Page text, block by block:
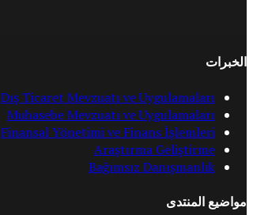
الخبرات
Dış Ticaret Mevzuatı ve Uygulamaları
Muhasebe Mevzuatı ve Uygulamaları
Finansal Yönetimi ve Finans İşlemleri
Araştırma Geliştirme
Bağımsız Danışmanlık
مواضيع المنتدى